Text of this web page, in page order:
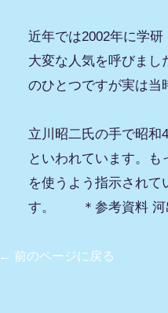
近年では2002年に学
大変な人気を呼びまし
のひとつですが実は当
立川昭二氏の手で昭和
といわれています。
を使うよう指示されて
す。 ＊参考資料 河
← 前のページに戻る